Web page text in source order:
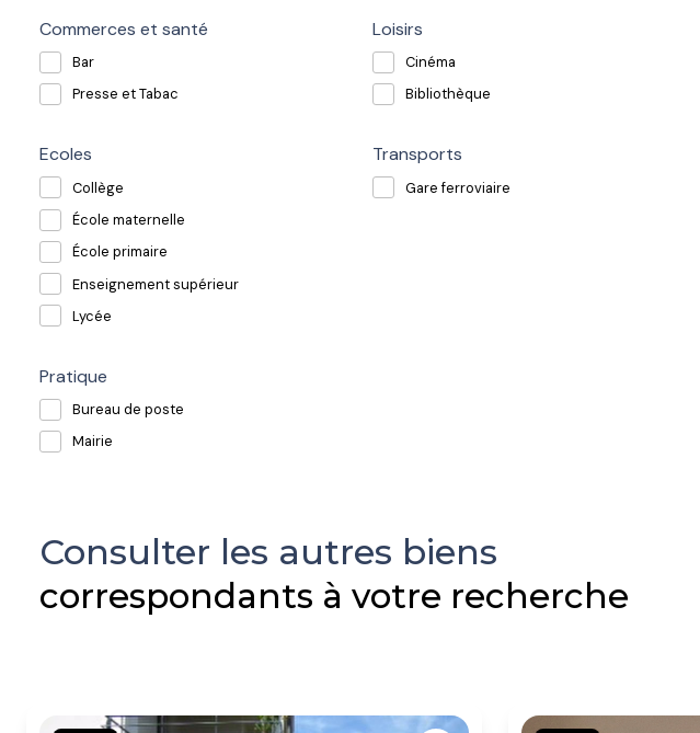
Commerces et santé
Bar
Presse et Tabac
Loisirs
Cinéma
Bibliothèque
Ecoles
Collège
École maternelle
École primaire
Enseignement supérieur
Lycée
Transports
Gare ferroviaire
Pratique
Bureau de poste
Mairie
Consulter les autres biens
correspondants à votre recherche